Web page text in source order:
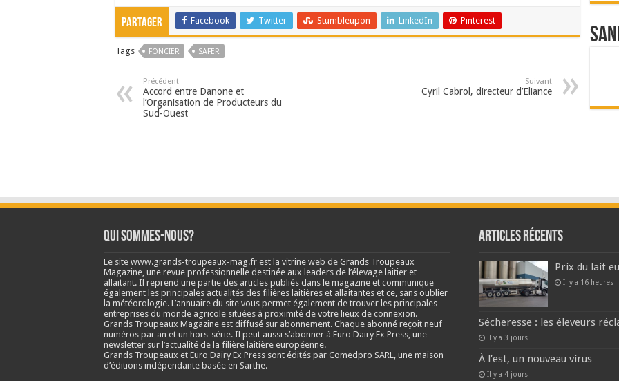
Partager Facebook Twitter Stumbleupon LinkedIn Pinterest
Tags FONCIER SAFER
Précédent
Accord entre Danone et
l’Organisation de Producteurs du
Sud-Ouest
Suivant
Cyril Cabrol, directeur d’Eliance
Qui sommes-nous?
Le site www.grands-troupeaux-mag.fr est la vitrine web de Grands Troupeaux
Magazine, une revue professionnelle destinée aux leaders de l’élevage laitier et
allaitant. Il reprend une partie des articles publiés dans le magazine et communique
également les principales actualités des filières laitières et allaitantes et ce, sans oublier
la météorologie. L’annuaire du site vous permet également de trouver les principales
entreprises du monde agricole situées à proximité de votre lieux de connexion.
Grands Troupeaux Magazine est diffusé sur abonnement. Chaque abonné reçoit neuf
numéros par an et un hors-série. Il peut aussi s’abonner à Euro Dairy Ex Press, une
newsletter sur l’actualité de la filière laitière européenne.
Grands Troupeaux et Euro Dairy Ex Press sont édités par Comedpro SARL, une maison
d’éditions indépendante basée en Sarthe.
Articles récents
Prix du lait
Il y a 16 heures
Sécheresse : les éleveurs
Il y a 3 jours
À l’est, un nouveau virus
Il y a 4 jours